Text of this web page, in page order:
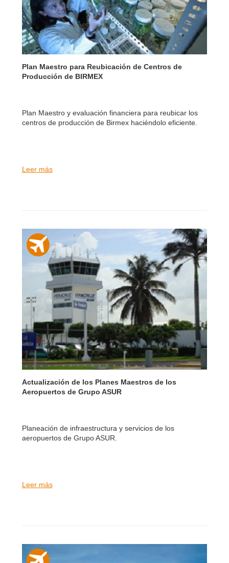
Plan Maestro para Reubicación de Centros de
Producción de BIRMEX
Plan Maestro y evaluación financiera para reubicar los
centros de producción de Birmex haciéndolo eficiente.
Leer más
Actualización de los Planes Maestros de los
Aeropuertos de Grupo ASUR
Planeación de infraestructura y servicios de los
aeropuertos de Grupo ASUR.
Leer más